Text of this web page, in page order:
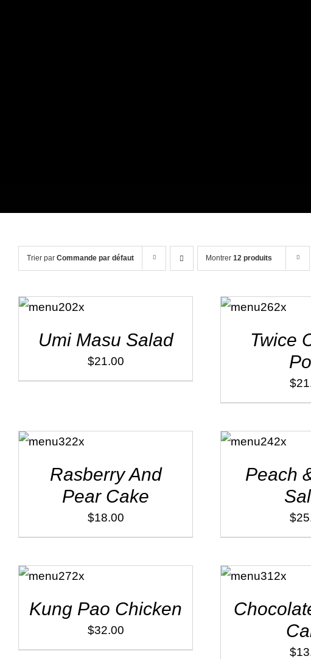
Trier par Commande par défaut Montrer 12 produits
ADD TO
CART
/
Umi Masu Salad
$21.00
ADD TO
CART
/
Twice
$
ADD TO
CART
/
Rasberry And
Pear Cake
$18.00
ADD TO
CART
/
Peach
$
ADD TO
CART
/
Kung Pao Chicken
$32.00
ADD TO
CART
/
$